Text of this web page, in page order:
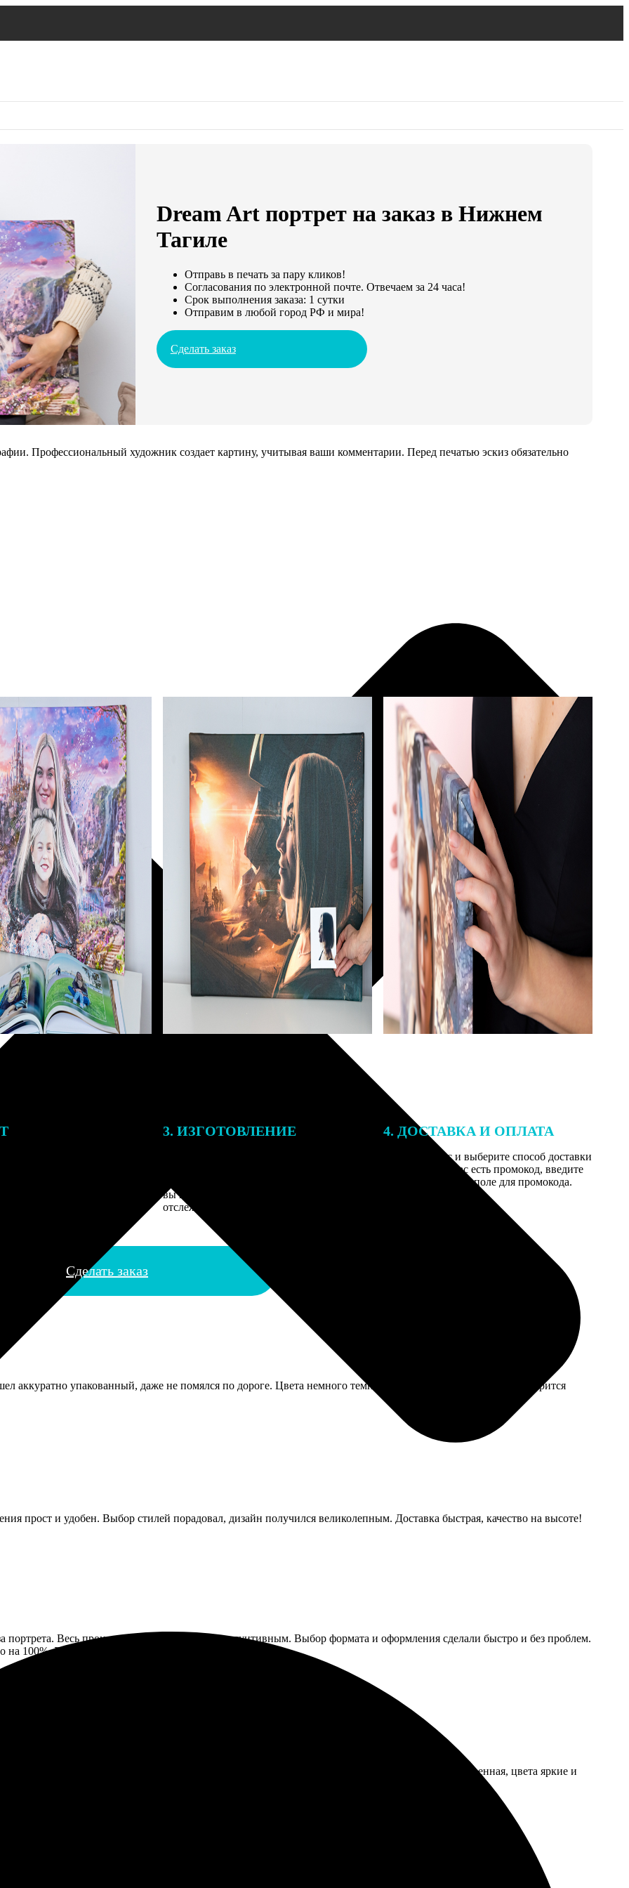
Dream Art портрет на заказ в Нижнем
Тагиле
Отправь в печать за пару кликов!
Согласования по электронной почте. Отвечаем за 24 часа!
Срок выполнения заказа: 1 сутки
Отправим в любой город РФ и мира!
Сделать заказ
Профессиональный художник создает картину, учитывая ваши комментарии. Перед печатью эскиз обязательно
3. ИЗГОТОВЛЕНИЕ
вы получите письмо с трек-номером для
отслеживания.
4. ДОСТАВКА И ОПЛАТА
Введите адрес и выберите способ доставки
заказа. Если у вас есть промокод, введите
его в специальное поле для промокода.
Сделать заказ
аккуратно упакованный, даже не помялся по дороге. Цвета немного темнее, чем на экране, но в целом смотрится
прост и удобен. Выбор стилей порадовал, дизайн получился великолепным. Доставка быстрая, качество на высоте!
портрета. Весь процесс оказался простым и интуитивным. Выбор формата и оформления сделали быстро и без проблем.
на 100%. Приятно удивили цены, они просто отличные.
заказа прошло быстро и просто. Менеджеры очень отзывчивые, все объяснили. Печать качественная, цвета яркие и
Результатом остались довольны, обязательно вернемся еще!